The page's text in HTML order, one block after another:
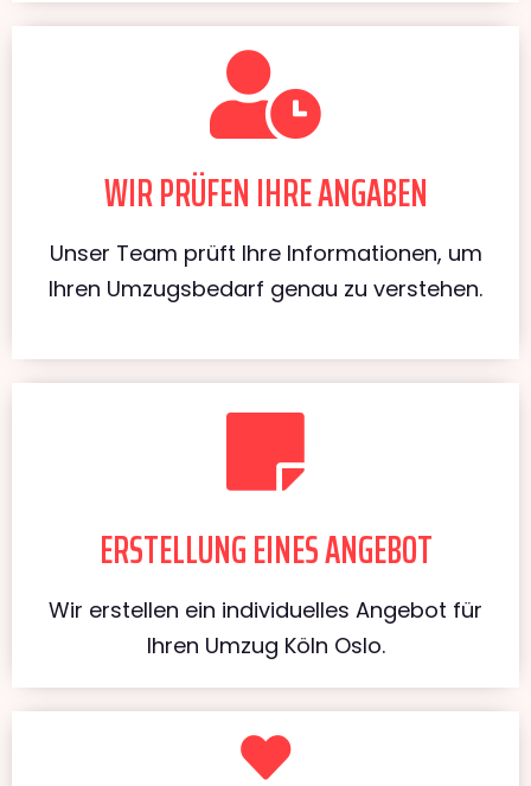
WIR PRÜFEN IHRE ANGABEN
Unser Team prüft Ihre Informationen, um
Ihren Umzugsbedarf genau zu verstehen.
ERSTELLUNG EINES ANGEBOT
Wir erstellen ein individuelles Angebot für
Ihren Umzug Köln Oslo.